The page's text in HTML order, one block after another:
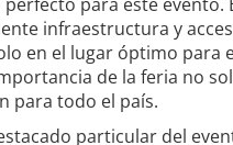
infraestructura y
en el lugar óptimo para
de la feria no
para todo el país.
particular del